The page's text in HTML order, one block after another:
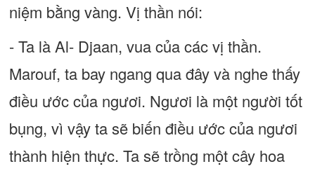
niệm bằng vàng. Vị thần nói:
- Ta là Al- Djaan, vua của các vị thần.
Marouf, ta bay ngang qua đây và nghe thấy
điều ước của ngươi. Ngươi là một người tốt
bụng, vì vậy ta sẽ biến điều ước của ngươi
thành hiện thực. Ta sẽ trồng một cây hoa